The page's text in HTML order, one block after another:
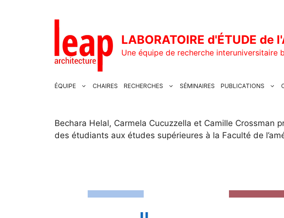
LABORATOIRE d'ÉTUDE de
Une équipe de recherche interuniversitaire
ÉQUIPE CHAIRES RECHERCHES SÉMINAIRES PUBLICATIONS
Bechara Helal, Carmela Cucuzzella et Camille Crossman
des étudiants aux études supérieures à la Faculté de